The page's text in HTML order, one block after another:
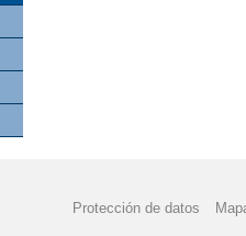
Protección de datos